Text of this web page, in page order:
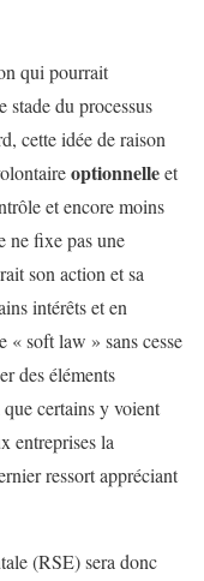
qui pourrait
stade du processus
cette idée de raison
optionnelleet
et encore moins
ne fixe pas une
son action et sa
intérêts et en
« soft law » sans cesse
des éléments
certains y voient
entreprises la
ressort appréciant
(RSE) sera donc